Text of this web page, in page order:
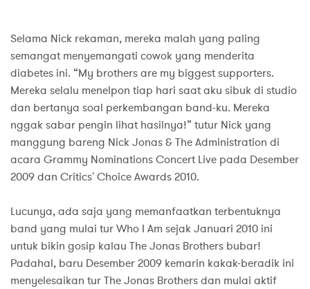
Selama Nick rekaman, mereka malah yang paling
semangat menyemangati cowok yang menderita
diabetes ini. “My brothers are my biggest supporters.
Mereka selalu menelpon tiap hari saat aku sibuk di studio
dan bertanya soal perkembangan band-ku. Mereka
nggak sabar pengin lihat hasilnya!” tutur Nick yang
manggung bareng Nick Jonas & The Administration di
acara Grammy Nominations Concert Live pada Desember
2009 dan Critics' Choice Awards 2010.
Lucunya, ada saja yang memanfaatkan terbentuknya
band yang mulai tur Who I Am sejak Januari 2010 ini
untuk bikin gosip kalau The Jonas Brothers bubar!
Padahal, baru Desember 2009 kemarin kakak-beradik ini
menyelesaikan tur The Jonas Brothers dan mulai aktif